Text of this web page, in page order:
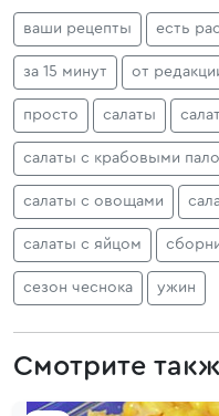
ваши рецепты есть
за 15 минут от
просто салаты
салаты с крабовыми
салаты с овощами
салаты с яйцом
сезон чеснока ужин
Смотрите